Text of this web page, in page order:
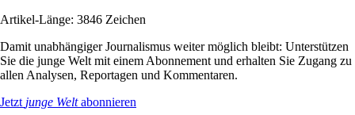
Artikel-Länge: 3846 Zeichen
Damit unabhängiger Journalismus weiter möglich bleibt: Unterstützen
Sie die junge Welt mit einem Abonnement und erhalten Sie Zugang zu
allen Analysen, Reportagen und Kommentaren.
Jetzt junge Weltabonnieren